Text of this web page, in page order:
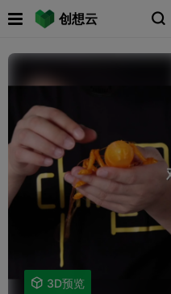
创想云 
 3D预览